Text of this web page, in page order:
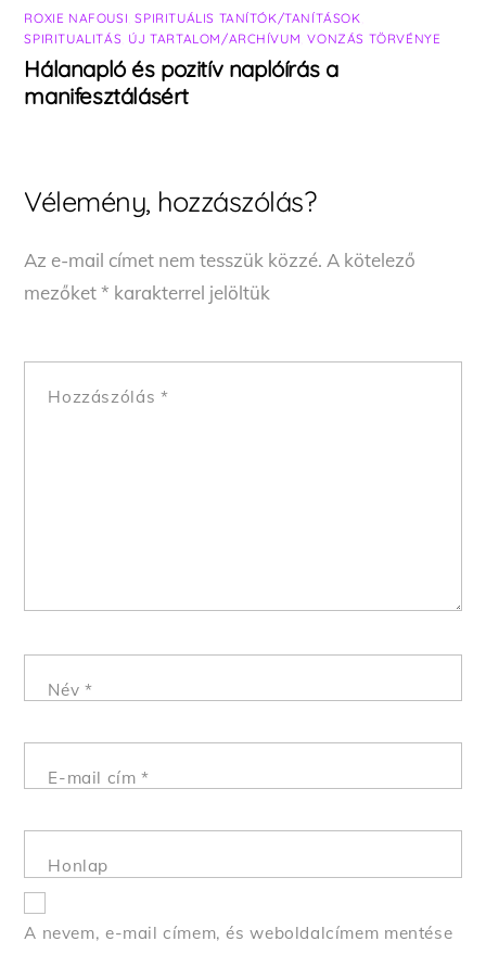
ROXIE NAFOUSI ,SPIRITUÁLIS TANÍTÓK/TANÍTÁSOK
SPIRITUALITÁS ÚJ TARTALOM/ARCHÍVUM ,VONZÁS TÖRVÉNYE
Hálanapló és pozitív naplóírás a
manifesztálásért
Vélemény, hozzászólás?
Az e-mail címet nem tesszük közzé. A kötelező
mezőket* karakterrel jelöltük
Hozzászólás *
Név *
E-mail cím*
Honlap
A nevem, e-mail címem, és weboldalcímem mentése